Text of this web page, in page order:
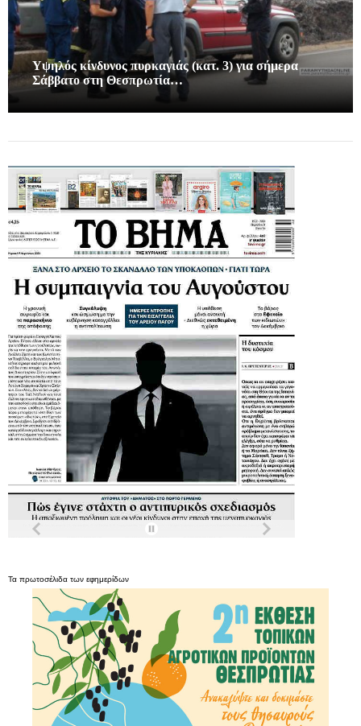
Υψηλός κίνδυνος πυρκαγιάς (κατ. 3) για σήμερα
Σάββατο στη Θεσπρωτία…
Τα πρωτοσέλιδα των εφημερίδων